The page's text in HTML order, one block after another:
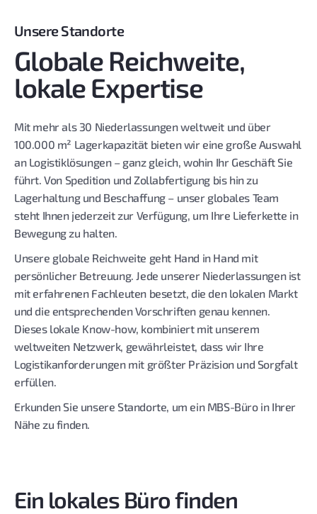
Unsere Standorte
Globale Reichweite,
lokale Expertise
Mit mehr als 30 Niederlassungen weltweit und über
100.000 m² Lagerkapazität bieten wir eine große Auswahl
an Logistiklösungen – ganz gleich, wohin Ihr Geschäft Sie
führt. Von Spedition und Zollabfertigung bis hin zu
Lagerhaltung und Beschaffung – unser globales Team
steht Ihnen jederzeit zur Verfügung, um Ihre Lieferkette in
Bewegung zu halten.
Unsere globale Reichweite geht Hand in Hand mit
persönlicher Betreuung. Jede unserer Niederlassungen ist
mit erfahrenen Fachleuten besetzt, die den lokalen Markt
und die entsprechenden Vorschriften genau kennen.
Dieses lokale Know-how, kombiniert mit unserem
weltweiten Netzwerk, gewährleistet, dass wir Ihre
Logistikanforderungen mit größter Präzision und Sorgfalt
erfüllen.
Erkunden Sie unsere Standorte, um ein MBS-Büro in Ihrer
Nähe zu finden.
Ein lokales Büro finden